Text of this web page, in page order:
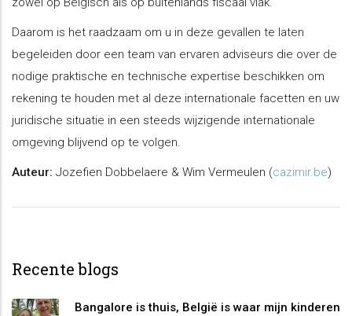
Daarom is het raadzaam om u in deze gevallen te laten
begeleiden door een team van ervaren adviseurs die over de
nodige praktische en technische expertise beschikken om
rekening te houden met al deze internationale facetten en uw
juridische situatie in een steeds wijzigende internationale
omgeving blijvend op te volgen.
Auteur: Jozefien Dobbelaere & Wim Vermeulen (cazimir.be)
Recente blogs
Bangalore is thuis, België is waar mijn kinderen